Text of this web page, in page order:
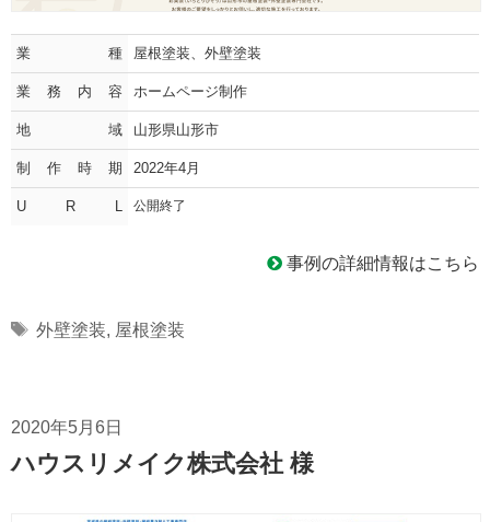
業種 屋根塗装、外壁塗装
業務内容 ホームページ制作
地域 山形県山形市
制作時期 2022年4月
U R L 公開終了
事例の詳細情報はこちら
Tags
外壁塗装, 屋根塗装
2020年5月6日
ハウスリメイク株式会社 様